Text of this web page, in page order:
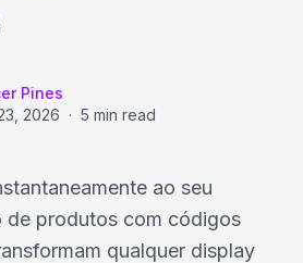
Pines
2026 · 5 min read
ao seu
de produtos com códigos
qualquer display